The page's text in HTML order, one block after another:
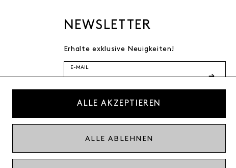
NEWSLETTER
Erhalte exklusive Neuigkeiten!
E-MAIL
Ich bestätige die
* inkl. MwSt. zzgl. Versandkosten
ALLE AKZEPTIEREN
ALLE ABLEHNEN